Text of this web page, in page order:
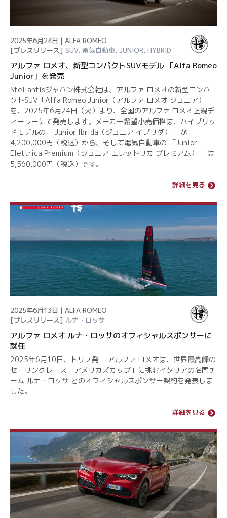
2025年6月24日 | ALFA ROMEO
[プレスリリース] SUV, 電気自動車, JUNIOR, HYBRID
アルファ ロメオ、新型コンパクトSUVモデル 「Alfa Romeo
Junior」を発売
Stellantisジャパン株式会社は、アルファ ロメオの新型コンパ
クトSUV「Alfa Romeo Junior（アルファ ロメオ ジュニア）」
を、2025年6月24日（火）より、全国のアルファ ロメオ正規デ
ィーラーにて発売します。メーカー希望小売価格は、ハイブリッ
ドモデルの 「Junior Ibrida（ジュニア イブリダ）」 が
4,200,000円（税込）から、そして電気自動車の 「Junior
Elettrica Premium（ジュニア エレットリカ プレミアム）」 は
5,560,000円（税込）です。
詳細を見る
2025年6月13日 | ALFA ROMEO
[プレスリリース] ルナ・ロッサ
アルファ ロメオ ルナ・ロッサのオフィシャルスポンサーに
就任
2025年6月10日、トリノ発 —アルファ ロメオは、世界最高峰の
セーリングレース「アメリカズカップ」に挑むイタリアの名門チ
ーム ルナ・ロッサ とのオフィシャルスポンサー契約を発表しま
した。
詳細を見る